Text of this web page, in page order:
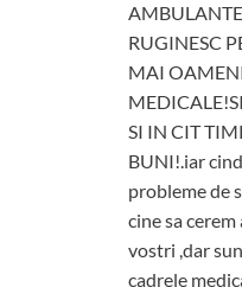
RUGINESC
MAI
SI IN CIT
BUNI!.iar
probleme de
cine sa
vostri ,dar
cadrele